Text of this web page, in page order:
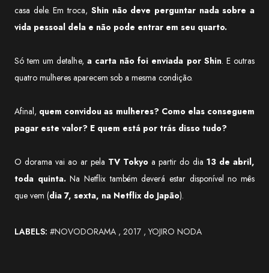
casa dele. Em troca, Shin não deve perguntar nada sobre a
vida pessoal dela e não pode entrar em seu quarto.
Só tem um detalhe, a carta não foi enviada por Shin. E outras
quatro mulheres aparecem sob a mesma condição.
Afinal, quem convidou as mulheres? Como elas conseguem
pagar este valor? E quem está por trás disso tudo?
O dorama vai ao ar pela TV Tokyoa partir do dia 13 de abril,
toda quinta.Na Netflix também deverá estar disponível no mês
que vem (dia 7, sexta, na Netflix do Japão).
LABELS: #NOVODORAMA 2017 YOJIRO NODA